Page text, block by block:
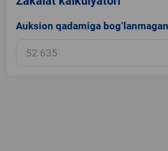
Auksion qadamiga